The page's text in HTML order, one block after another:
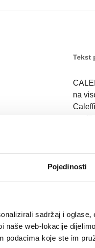
Pojedinosti
sadržaj i
naše web-lokacije
podacima koje ste im
Tekst
na